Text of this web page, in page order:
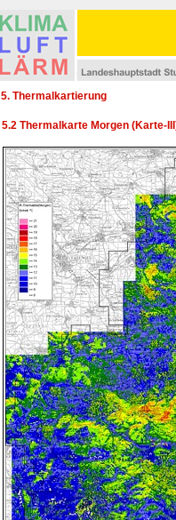
5. Thermalkartierung
5.2 Thermalkarte Morgen (Karte-